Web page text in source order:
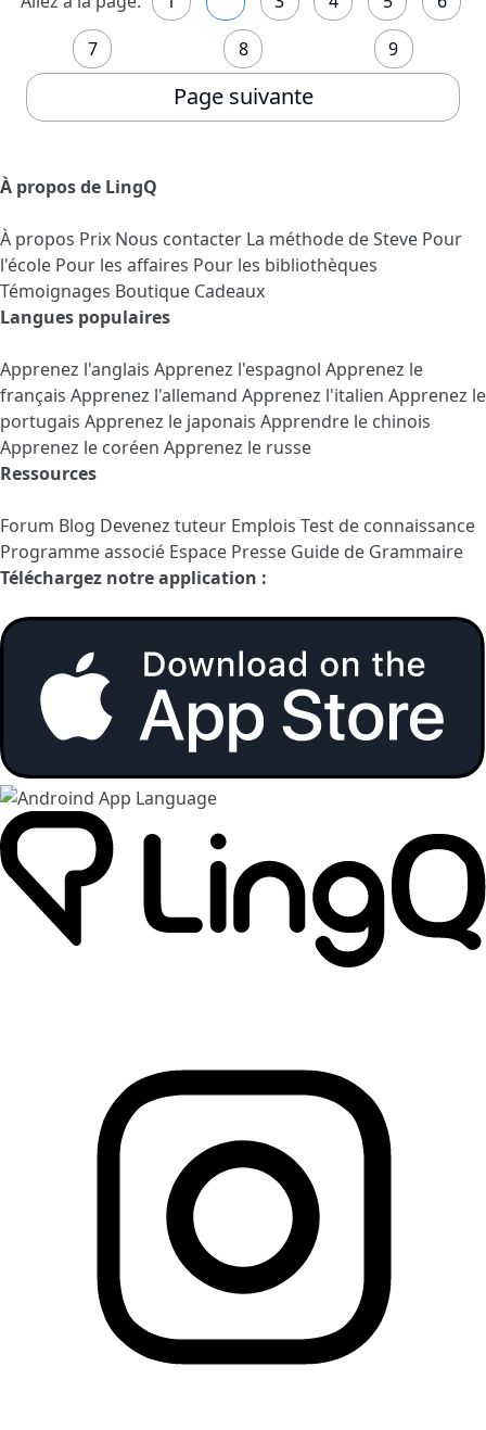
7
8 9
Page suivante
À propos de LingQ
À propos Prix Nous contacter La méthode de Steve Pour
l'école Pour les affaires Pour les bibliothèques
Témoignages Boutique Cadeaux
Langues populaires
Apprenez l'anglais Apprenez l'espagnol Apprenez le
français Apprenez l'allemand Apprenez l'italien Apprenez le
portugais Apprenez le japonais Apprendre le chinois
Apprenez le coréen Apprenez le russe
Ressources
Forum Blog Devenez tuteur Emplois Test de connaissance
Programme associé Espace Presse Guide de Grammaire
Téléchargez notre application :